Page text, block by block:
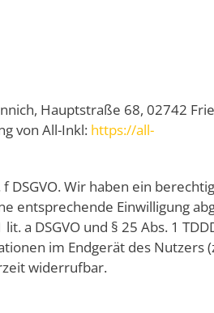
Hauptstraße 68, 02742
von All-Inkl: https://all-
DSGVO. Wir haben ein
entsprechende Einwilligung
a DSGVO und § 25 Abs. 1
im Endgerät des Nutzers
widerrufbar.